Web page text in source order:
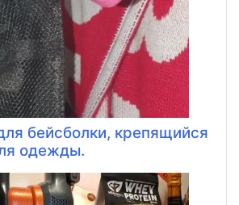
бейсболки, крепящийся
одежды.